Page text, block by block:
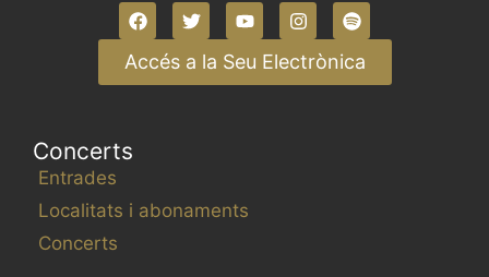
Accés a la Seu Electrònica
Concerts
Entrades
Localitats i abonaments
Concerts